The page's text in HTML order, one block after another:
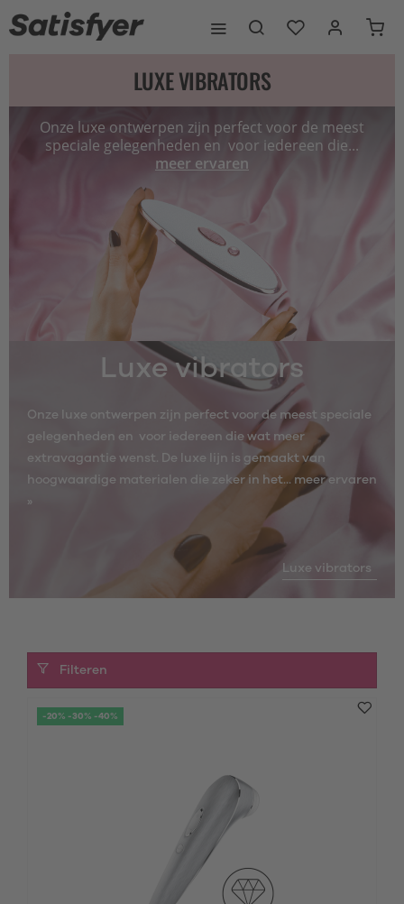
LUXE VIBRATORS
Onze luxe ontwerpen zijn perfect voor de meest
speciale gelegenheden en voor iedereen die...
meer ervaren
Luxe vibrators
Onze luxe ontwerpen zijn perfect voor de meest speciale
gelegenheden en voor iedereen die wat meer
extravagantie wenst. De luxe lijn is gemaakt van
hoogwaardige materialen die zeker in het... meer ervaren
»
Luxe vibrators
Filteren
-20% -30% -40%